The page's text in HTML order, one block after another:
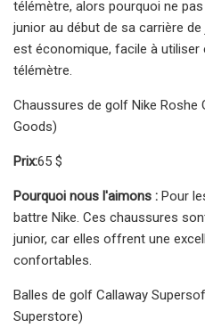
télémètre, alors pourquoi ne
junior au début de sa carrière
est économique, facile à utiliser
télémètre.
Chaussures de golf Nike Roshe
Goods)
Prix:65 $
Pourquoi nous l'aimons : Pour
battre Nike. Ces chaussures
junior, car elles offrent une
confortables.
Balles de golf Callaway
Superstore)